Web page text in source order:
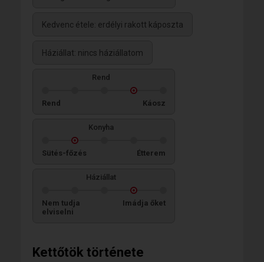
Kettőtök története
Kedvenc étele: erdélyi rakott káposzta
Háziállat: nincs háziállatom
Rend
Rend Káosz
Konyha
Sütés-főzés Étterem
Háziállat
Nem tudja
elviselni
Imádja őket